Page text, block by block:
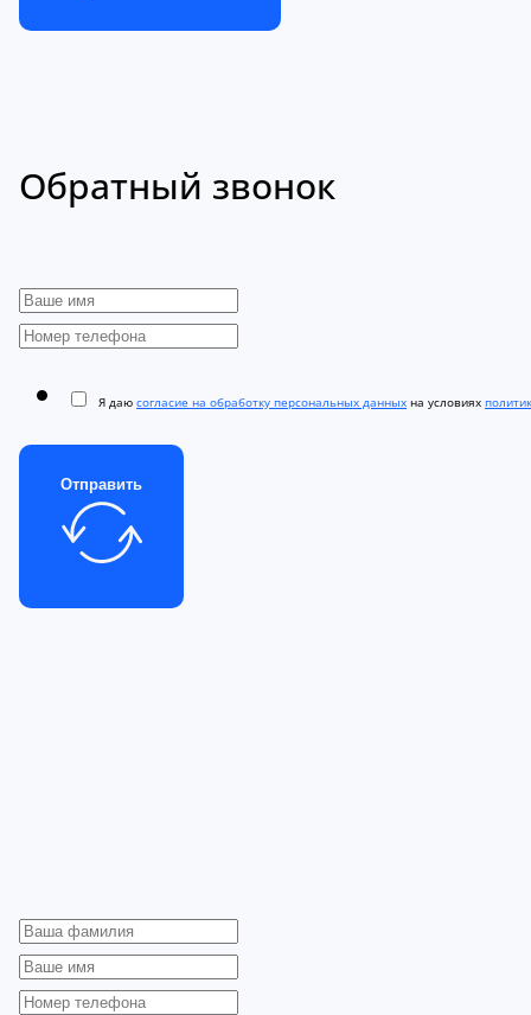
Обратный звонок
Я даю согласие на обработку персональных данных на условиях
Отправить